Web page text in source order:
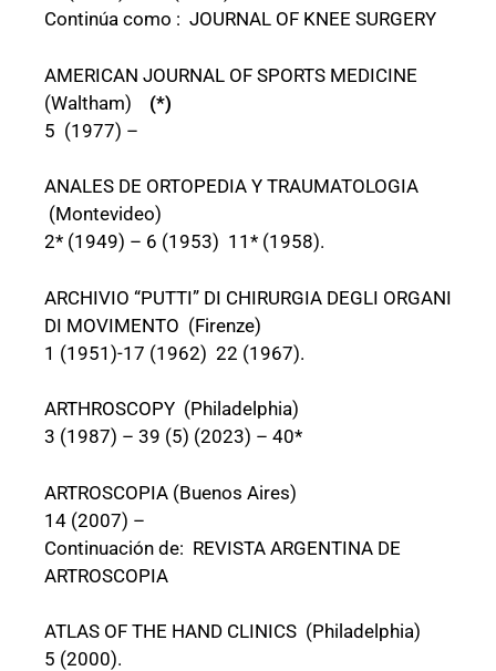
Continúa como : JOURNAL OF KNEE SURGERY
AMERICAN JOURNAL OF SPORTS MEDICINE
(Waltham) (*)
5 (1977) –
ANALES DE ORTOPEDIA Y TRAUMATOLOGIA
(Montevideo)
2* (1949) – 6 (1953) 11* (1958).
ARCHIVIO “PUTTI” DI CHIRURGIA DEGLI ORGANI
DI MOVIMENTO (Firenze)
1 (1951)-17 (1962) 22 (1967).
ARTHROSCOPY (Philadelphia)
3 (1987) – 39 (5) (2023) – 40*
ARTROSCOPIA (Buenos Aires)
14 (2007) –
Continuación de: REVISTA ARGENTINA DE
ARTROSCOPIA
ATLAS OF THE HAND CLINICS (Philadelphia)
5 (2000).